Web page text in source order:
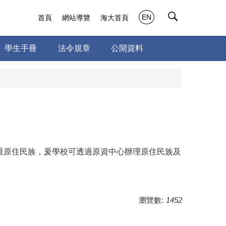
學生手冊 法令規章 公開資料
首頁 網站導覽 海大首頁 EN
住民族，爰學校可透過原資中心辦理原住民族及
瀏覽數: 1452